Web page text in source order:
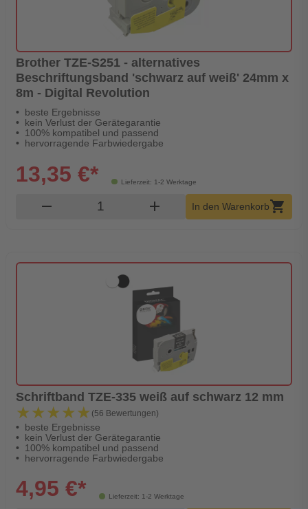
Brother TZE-S251 - alternatives
Beschriftungsband 'schwarz auf weiß' 24mm x
8m - Digital Revolution
beste Ergebnisse
kein Verlust der Gerätegarantie
100% kompatibel und passend
hervorragende Farbwiedergabe
Lieferzeit: 1-2 Werktage
13,35 €*
remove Produkt Warenkorb Menge
add In den Warenkorbshopping_cart
Schriftband TZE-335 weiß auf schwarz 12 mm
★★★★★
★★★★★ (56 Bewertungen)
beste Ergebnisse
kein Verlust der Gerätegarantie
100% kompatibel und passend
hervorragende Farbwiedergabe
Lieferzeit: 1-2 Werktage
4,95 €*